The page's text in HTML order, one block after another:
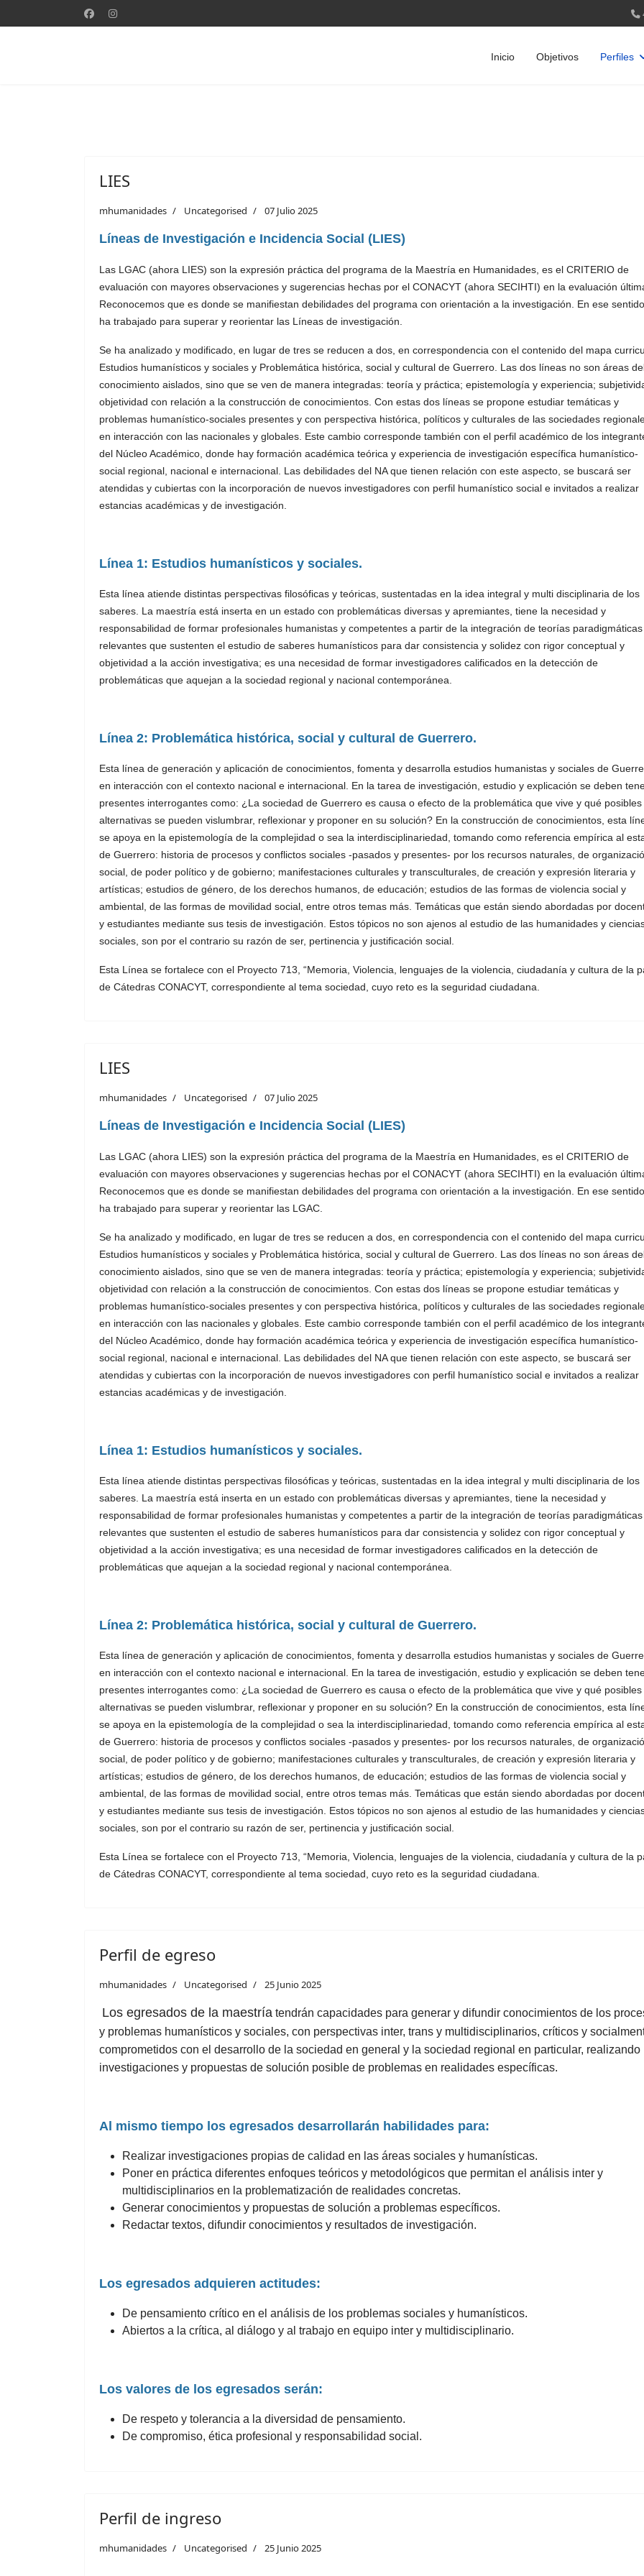
Inicio Objetivos Perfiles
LIES
mhumanidades Uncategorised 07 Julio 2025
Líneas de Investigación e Incidencia Social (LIES)
Las LGAC (ahora LIES) son la expresión práctica del programa de la Maestría en Humanidades, es el CRITERIO de
evaluación con mayores observaciones y sugerencias hechas por el CONACYT (ahora SECIHTI) en la evaluación
Reconocemos que es donde se manifiestan debilidades del programa con orientación a la investigación. En ese
ha trabajado para superar y reorientar las Líneas de investigación.
Se ha analizado y modificado, en lugar de tres se reducen a dos, en correspondencia con el contenido del mapa
Estudios humanísticos y sociales y Problemática histórica, social y cultural de Guerrero. Las dos líneas no son áreas
conocimiento aislados, sino que se ven de manera integradas: teoría y práctica; epistemología y experiencia;
objetividad con relación a la construcción de conocimientos. Con estas dos líneas se propone estudiar temáticas y
problemas humanístico-sociales presentes y con perspectiva histórica, políticos y culturales de las sociedades
en interacción con las nacionales y globales. Este cambio corresponde también con el perfil académico de los
del Núcleo Académico, donde hay formación académica teórica y experiencia de investigación específica humanístico-
social regional, nacional e internacional. Las debilidades del NA que tienen relación con este aspecto, se buscará ser
atendidas y cubiertas con la incorporación de nuevos investigadores con perfil humanístico social e invitados a realizar
estancias académicas y de investigación.
Línea 1: Estudios humanísticos y sociales.
Esta línea atiende distintas perspectivas filosóficas y teóricas, sustentadas en la idea integral y multi disciplinaria de los
saberes. La maestría está inserta en un estado con problemáticas diversas y apremiantes, tiene la necesidad y
responsabilidad de formar profesionales humanistas y competentes a partir de la integración de teorías paradigmáticas
relevantes que sustenten el estudio de saberes humanísticos para dar consistencia y solidez con rigor conceptual y
objetividad a la acción investigativa; es una necesidad de formar investigadores calificados en la detección de
problemáticas que aquejan a la sociedad regional y nacional contemporánea.
Línea 2: Problemática histórica, social y cultural de Guerrero.
Esta línea de generación y aplicación de conocimientos, fomenta y desarrolla estudios humanistas y sociales de
en interacción con el contexto nacional e internacional. En la tarea de investigación, estudio y explicación se deben
presentes interrogantes como: ¿La sociedad de Guerrero es causa o efecto de la problemática que vive y qué posibles
alternativas se pueden vislumbrar, reflexionar y proponer en su solución? En la construcción de conocimientos, esta
se apoya en la epistemología de la complejidad o sea la interdisciplinariedad, tomando como referencia empírica al
de Guerrero: historia de procesos y conflictos sociales -pasados y presentes- por los recursos naturales, de
social, de poder político y de gobierno; manifestaciones culturales y transculturales, de creación y expresión literaria y
artísticas; estudios de género, de los derechos humanos, de educación; estudios de las formas de violencia social y
ambiental, de las formas de movilidad social, entre otros temas más. Temáticas que están siendo abordadas por
y estudiantes mediante sus tesis de investigación. Estos tópicos no son ajenos al estudio de las humanidades y
sociales, son por el contrario su razón de ser, pertinencia y justificación social.
Esta Línea se fortalece con el Proyecto 713, “Memoria, Violencia, lenguajes de la violencia, ciudadanía y cultura de la
de Cátedras CONACYT, correspondiente al tema sociedad, cuyo reto es la seguridad ciudadana.
LIES
mhumanidades Uncategorised 07 Julio 2025
Líneas de Investigación e Incidencia Social (LIES)
Las LGAC (ahora LIES) son la expresión práctica del programa de la Maestría en Humanidades, es el CRITERIO de
evaluación con mayores observaciones y sugerencias hechas por el CONACYT (ahora SECIHTI) en la evaluación
Reconocemos que es donde se manifiestan debilidades del programa con orientación a la investigación. En ese
ha trabajado para superar y reorientar las LGAC.
Se ha analizado y modificado, en lugar de tres se reducen a dos, en correspondencia con el contenido del mapa
Estudios humanísticos y sociales y Problemática histórica, social y cultural de Guerrero. Las dos líneas no son áreas
conocimiento aislados, sino que se ven de manera integradas: teoría y práctica; epistemología y experiencia;
objetividad con relación a la construcción de conocimientos. Con estas dos líneas se propone estudiar temáticas y
problemas humanístico-sociales presentes y con perspectiva histórica, políticos y culturales de las sociedades
en interacción con las nacionales y globales. Este cambio corresponde también con el perfil académico de los
del Núcleo Académico, donde hay formación académica teórica y experiencia de investigación específica humanístico-
social regional, nacional e internacional. Las debilidades del NA que tienen relación con este aspecto, se buscará ser
atendidas y cubiertas con la incorporación de nuevos investigadores con perfil humanístico social e invitados a realizar
estancias académicas y de investigación.
Línea 1: Estudios humanísticos y sociales.
Esta línea atiende distintas perspectivas filosóficas y teóricas, sustentadas en la idea integral y multi disciplinaria de los
saberes. La maestría está inserta en un estado con problemáticas diversas y apremiantes, tiene la necesidad y
responsabilidad de formar profesionales humanistas y competentes a partir de la integración de teorías paradigmáticas
relevantes que sustenten el estudio de saberes humanísticos para dar consistencia y solidez con rigor conceptual y
objetividad a la acción investigativa; es una necesidad de formar investigadores calificados en la detección de
problemáticas que aquejan a la sociedad regional y nacional contemporánea.
Línea 2: Problemática histórica, social y cultural de Guerrero.
Esta línea de generación y aplicación de conocimientos, fomenta y desarrolla estudios humanistas y sociales de
en interacción con el contexto nacional e internacional. En la tarea de investigación, estudio y explicación se deben
presentes interrogantes como: ¿La sociedad de Guerrero es causa o efecto de la problemática que vive y qué posibles
alternativas se pueden vislumbrar, reflexionar y proponer en su solución? En la construcción de conocimientos, esta
se apoya en la epistemología de la complejidad o sea la interdisciplinariedad, tomando como referencia empírica al
de Guerrero: historia de procesos y conflictos sociales -pasados y presentes- por los recursos naturales, de
social, de poder político y de gobierno; manifestaciones culturales y transculturales, de creación y expresión literaria y
artísticas; estudios de género, de los derechos humanos, de educación; estudios de las formas de violencia social y
ambiental, de las formas de movilidad social, entre otros temas más. Temáticas que están siendo abordadas por
y estudiantes mediante sus tesis de investigación. Estos tópicos no son ajenos al estudio de las humanidades y
sociales, son por el contrario su razón de ser, pertinencia y justificación social.
Esta Línea se fortalece con el Proyecto 713, “Memoria, Violencia, lenguajes de la violencia, ciudadanía y cultura de la
de Cátedras CONACYT, correspondiente al tema sociedad, cuyo reto es la seguridad ciudadana.
Perfil de egreso
mhumanidades Uncategorised 25 Junio 2025
Los egresados de la maestría tendrán capacidades para generar y difundir conocimientos de los
y problemas humanísticos y sociales, con perspectivas inter, trans y multidisciplinarios, críticos y
comprometidos con el desarrollo de la sociedad en general y la sociedad regional en particular, realizando
investigaciones y propuestas de solución posible de problemas en realidades específicas.
Al mismo tiempo los egresados desarrollarán habilidades para:
Realizar investigaciones propias de calidad en las áreas sociales y humanísticas.
Poner en práctica diferentes enfoques teóricos y metodológicos que permitan el análisis inter y
multidisciplinarios en la problematización de realidades concretas.
Generar conocimientos y propuestas de solución a problemas específicos.
Redactar textos, difundir conocimientos y resultados de investigación.
Los egresados adquieren actitudes:
De pensamiento crítico en el análisis de los problemas sociales y humanísticos.
Abiertos a la crítica, al diálogo y al trabajo en equipo inter y multidisciplinario.
Los valores de los egresados serán:
De respeto y tolerancia a la diversidad de pensamiento.
De compromiso, ética profesional y responsabilidad social.
Perfil de ingreso
mhumanidades Uncategorised 25 Junio 2025